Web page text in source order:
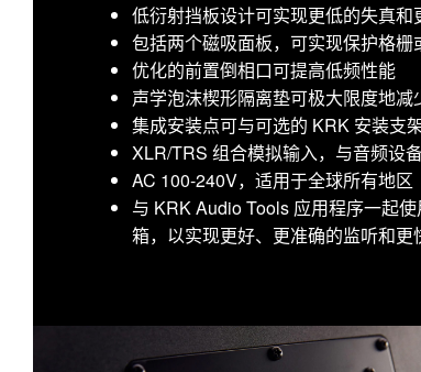
低衍射挡板设计可实现更低的失真和
包括两个磁吸面板，可实现保护格栅
优化的前置倒相口可提高低频性能
声学泡沫楔形隔离垫可极大限度地
集成安装点可与可选的 KRK 安装支
XLR/TRS 组合模拟输入，与音频设
AC 100-240V，适用于全球所有地区
与 KRK Audio Tools 应用程序一起
箱，以实现更好、更准确的监听和更